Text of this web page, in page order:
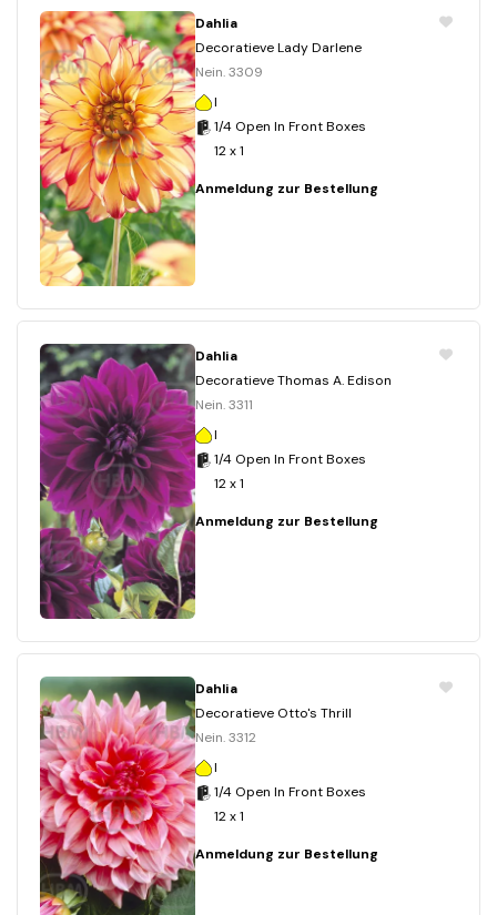
Dahlia
Decoratieve Lady Darlene
Nein. 3309
I
1/4 Open In Front Boxes
12 x 1
Anmeldung zur Bestellung
Dahlia
Decoratieve Thomas A. Edison
Nein. 3311
I
1/4 Open In Front Boxes
12 x 1
Anmeldung zur Bestellung
Dahlia
Decoratieve Otto's Thrill
Nein. 3312
I
1/4 Open In Front Boxes
12 x 1
Anmeldung zur Bestellung